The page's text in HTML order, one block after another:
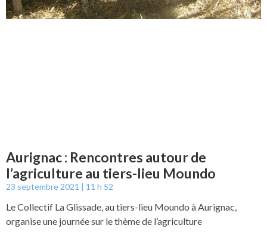
Aurignac : Rencontres autour de
l’agriculture au tiers-lieu Moundo
23 septembre 2021 11 h 52
Le Collectif La Glissade, au tiers-lieu Moundo à Aurignac,
organise une journée sur le thème de l’agriculture